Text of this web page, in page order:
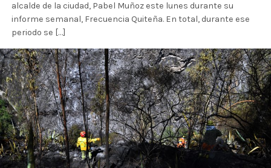
alcalde de la ciudad, Pabel Muñoz este lunes durante su
informe semanal, Frecuencia Quiteña. En total, durante ese
periodo se […]